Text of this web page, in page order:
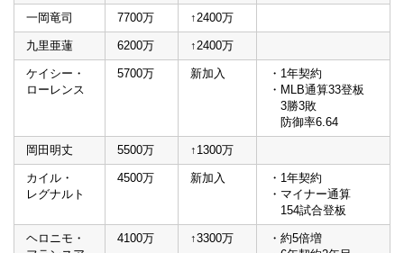
一岡竜司 7700万 ↑2400万
九里亜蓮 6200万 ↑2400万
ケイシー・
ローレンス
5700万 新加入
・1年契約
・MLB通算33登板
3勝3敗
防御率6.64
岡田明丈 5500万 ↑1300万
カイル・
レグナルト
4500万 新加入
・1年契約
・マイナー通算
154試合登板
ヘロニモ・
4100万 ↑3300万
・約5倍増